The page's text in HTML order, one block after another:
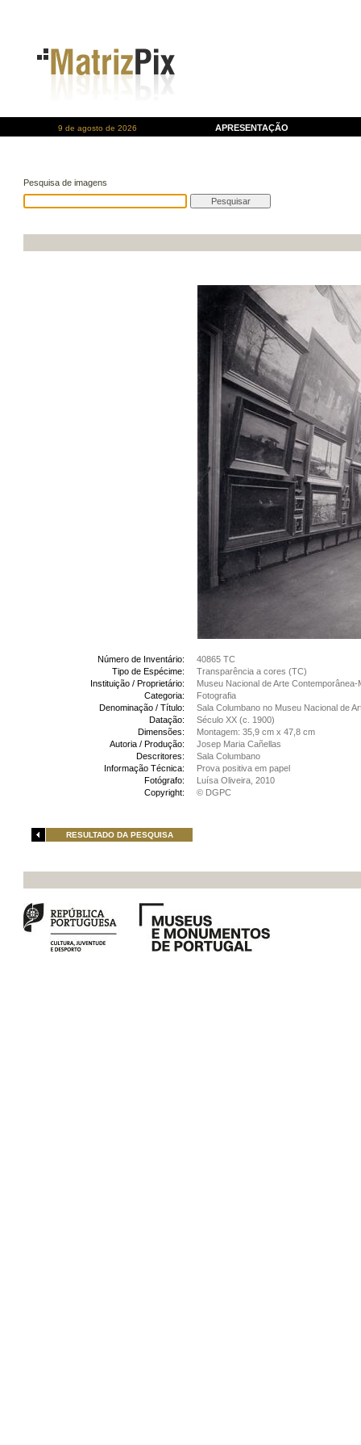
9 de agosto de 2026 APRESENTAÇÃO
Pesquisa de imagens
Número de Inventário:
40865 TC
Tipo de Espécime:
Transparência a cores (TC)
Instituição / Proprietário:
Museu Nacional de Arte Contemporânea-
Categoria:
Fotografia
Denominação / Título:
Sala Columbano no Museu Nacional de
Datação:
Século XX (c. 1900)
Dimensões:
Montagem: 35,9 cm x 47,8 cm
Autoria / Produção:
Josep Maria Cañellas
Descritores:
Sala Columbano
Informação Técnica:
Prova positiva em papel
Fotógrafo:
Luísa Oliveira, 2010
Copyright:
© DGPC
RESULTADO DA PESQUISA